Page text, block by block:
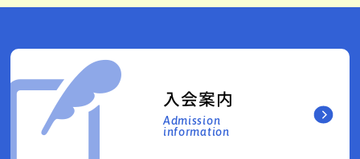
入会案内
Admission
information